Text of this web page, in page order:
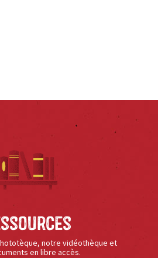
notre vidéothèque et
en libre accès.